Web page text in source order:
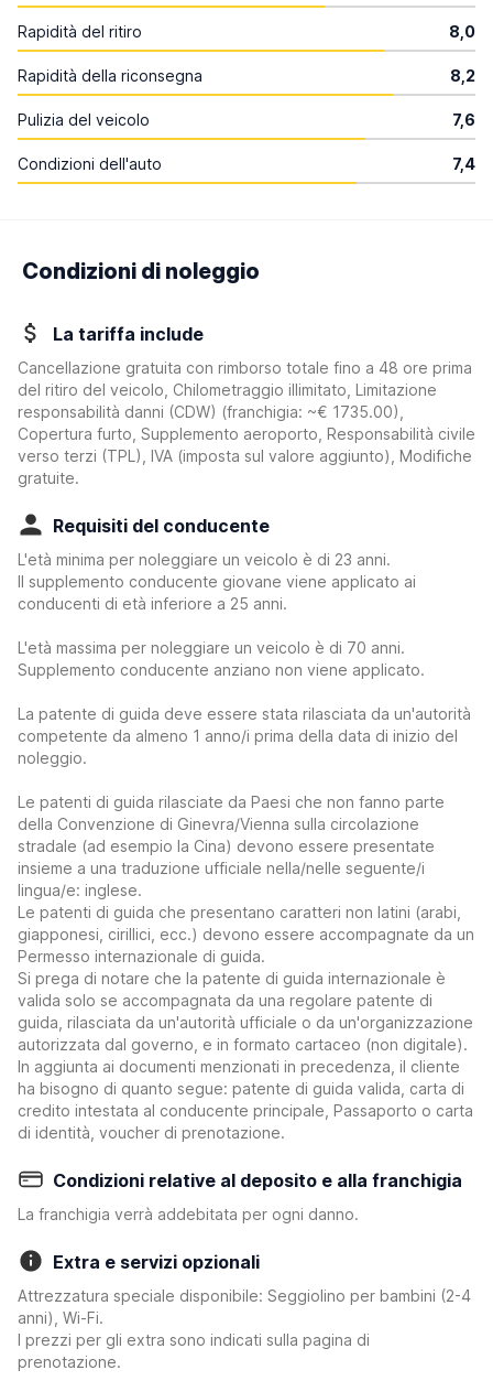
Rapidità del ritiro 8,0
Rapidità della riconsegna 8,2
Pulizia del veicolo 7,6
Condizioni dell'auto 7,4
Condizioni di noleggio
La tariffa include
Cancellazione gratuita con rimborso totale fino a 48 ore prima
del ritiro del veicolo, Chilometraggio illimitato, Limitazione
responsabilità danni (CDW) (franchigia: ~€ 1735.00)
Copertura furto, Supplemento aeroporto, Responsabilità civile
verso terzi (TPL), IVA (imposta sul valore aggiunto), Modifiche
gratuite.
Requisiti del conducente
L'età minima per noleggiare un veicolo è di 23 anni.
Il supplemento conducente giovane viene applicato ai
conducenti di età inferiore a 25 anni.
L'età massima per noleggiare un veicolo è di 70 anni.
Supplemento conducente anziano non viene applicato.
La patente di guida deve essere stata rilasciata da un'autorità
competente da almeno 1 anno/i prima della data di inizio del
noleggio.
Le patenti di guida rilasciate da Paesi che non fanno parte
della Convenzione di Ginevra/Vienna sulla circolazione
stradale (ad esempio la Cina) devono essere presentate
insieme a una traduzione ufficiale nella/nelle seguente/i
lingua/e: inglese.
Le patenti di guida che presentano caratteri non latini (arabi,
giapponesi, cirillici, ecc.) devono essere accompagnate da un
Permesso internazionale di guida.
Si prega di notare che la patente di guida internazionale è
valida solo se accompagnata da una regolare patente di
guida, rilasciata da un'autorità ufficiale o da un'organizzazione
autorizzata dal governo, e in formato cartaceo (non digitale).
In aggiunta ai documenti menzionati in precedenza, il cliente
ha bisogno di quanto segue: patente di guida valida, carta di
credito intestata al conducente principale, Passaporto o carta
di identità, voucher di prenotazione.
Condizioni relative al deposito e alla franchigia
La franchigia verrà addebitata per ogni danno.
Extra e servizi opzionali
Attrezzatura speciale disponibile: Seggiolino per bambini (2-4
anni), Wi-Fi.
I prezzi per gli extra sono indicati sulla pagina di
prenotazione.